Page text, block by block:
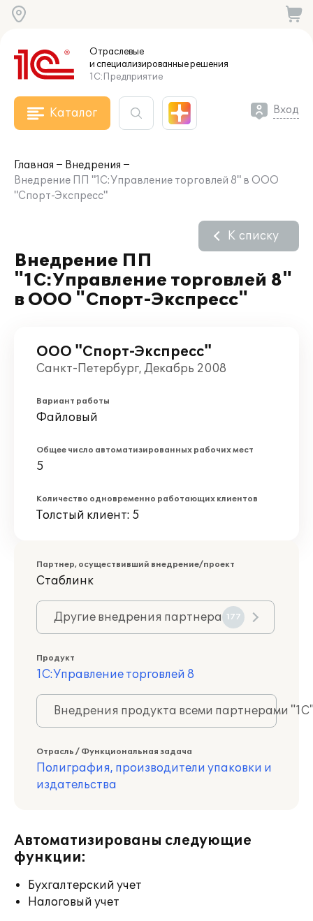
Отраслевые
и специализированныерешения
1С:Предприятие
Каталог Вход
Главная
Внедрения
Внедрение ПП "1С:Управление торговлей 8" в ООО
"Спорт-Экспресс"
Внедрение ПП
"1С:Управление торговлей 8"
в ООО "Спорт-Экспресс"
К списку
ООО "Спорт-Экспресс"
Санкт-Петербург, Декабрь 2008
Вариант работы
Файловый
Общее число автоматизированных рабочих мест
5
Количество одновременно работающих клиентов
Толстый клиент: 5
Партнер, осуществивший внедрение/проект
Стаблинк
Другие внедрения партнера 177
Продукт
1С:Управление торговлей 8
Внедрения продукта всеми партнерами
Отрасль / Функциональная задача
Полиграфия, производители упаковки и
издательства
Автоматизированы следующие
функции:
Бухгалтерский учет
Налоговый учет